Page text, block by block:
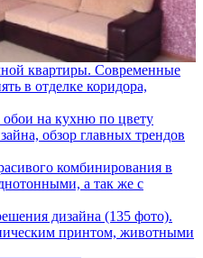
квартиры. Современные
в отделке коридора,
на кухню по цвету
обзор главных трендов
комбинирования в
а так же с
дизайна (135 фото).
принтом, животными